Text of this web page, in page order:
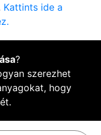
Kattints ide a
?
szerezhet
hogy